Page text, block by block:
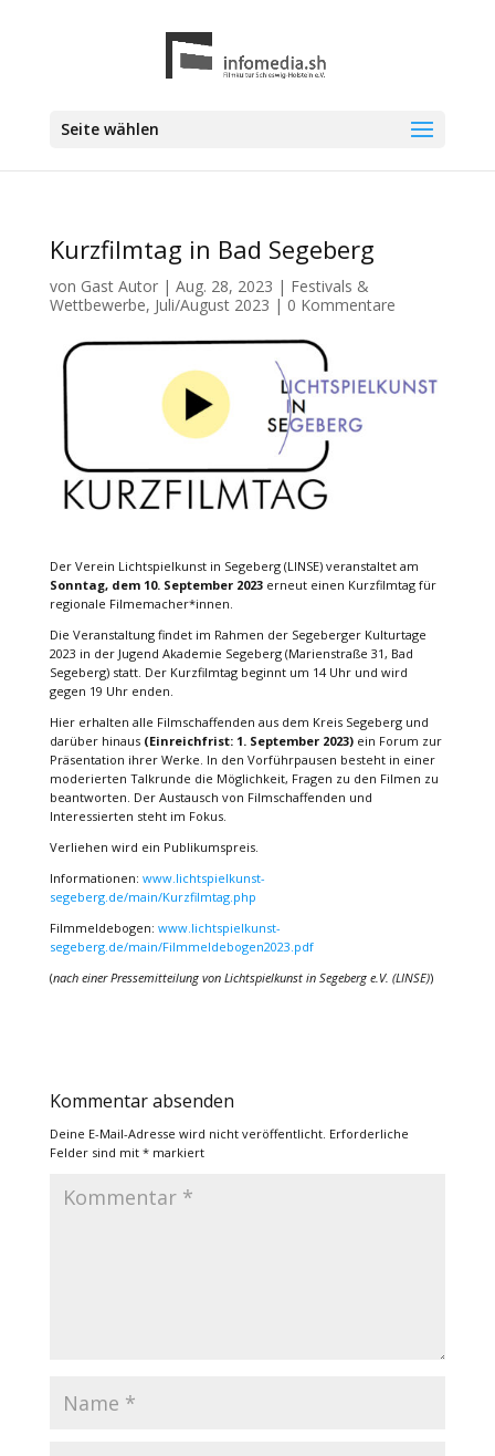
Seite wählen
Kurzfilmtag in Bad Segeberg
von Gast Autor| Aug. 28, 2023 | Festivals &
Wettbewerbe, Juli/August 2023 | 0 Kommentare
Der Verein Lichtspielkunst in Segeberg (LINSE) veranstaltet am
Sonntag, dem 10. September 2023erneut einen Kurzfilmtag für
regionale Filmemacher*innen.
Die Veranstaltung findet im Rahmen der Segeberger Kulturtage
2023 in der Jugend Akademie Segeberg (Marienstraße 31, Bad
Segeberg) statt. Der Kurzfilmtag beginnt um 14 Uhr und wird
gegen 19 Uhr enden.
Hier erhalten alle Filmschaffenden aus dem Kreis Segeberg und
darüber hinaus (Einreichfrist: 1. September 2023)ein Forum zur
Präsentation ihrer Werke. In den Vorführpausen besteht in einer
moderierten Talkrunde die Möglichkeit, Fragen zu den Filmen zu
beantworten. Der Austausch von Filmschaffenden und
Interessierten steht im Fokus.
Verliehen wird ein Publikumspreis.
Informationen: www.lichtspielkunst-
segeberg.de/main/Kurzfilmtag.php
Filmmeldebogen: www.lichtspielkunst-
segeberg.de/main/Filmmeldebogen2023.pdf
(nach einer Pressemitteilung von Lichtspielkunst in Segeberg e.V. (LINSE))
Kommentar absenden
Deine E-Mail-Adresse wird nicht veröffentlicht. Erforderliche
Felder sind mit *markiert